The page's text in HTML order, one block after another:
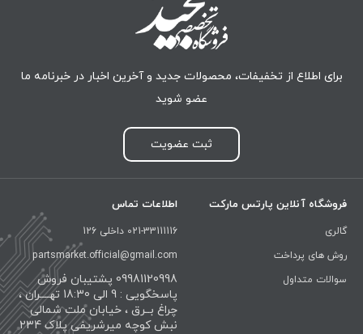
برای اطلاع از تخفیفات، محصولات جدید و آخرین اخبار در خبرنامه ما
عضو شوید
ثبت عضویت
فروشگاه آنلاین پارتس مارکت
گالری
روش های پرداخت
سوالات متداول
اطلاعات تماس
021-33111116 داخلی 126
partsmarket.official@gmail.com
09981120998 پشتیبان فروش
پاسخگویی : 9 الی 18:30 تهــــران ،
چراغ بــرق ، خیابان ملت شمالی
نبش کوچه میرشریفی پلاک 234